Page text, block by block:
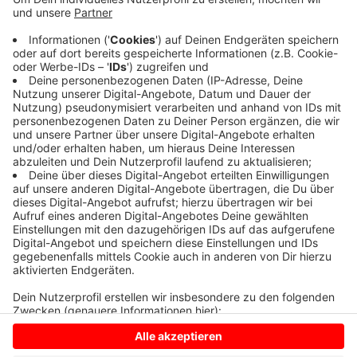
Die Jugendliche ist seit dem vergangenen
Wochenende von ihrer Wohnanschrift verschwunden.
Eventuell ist sie mit öffentlichen Verkehrsmitteln
unterwegs. Fotos und weitere Informationen finden
SieHIER. Hinweistelefon: 0800 2361 111.
Anzeige